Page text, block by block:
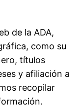
de la ADA,
como su
títulos
y afiliación a
recopilar